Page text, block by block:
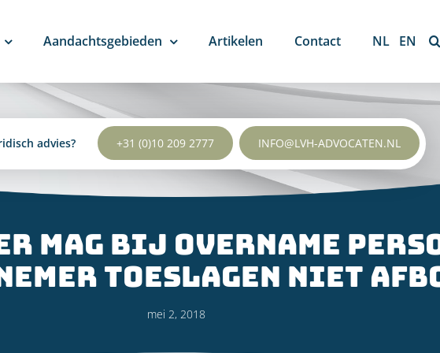
advies? +31 (0)10 209 2777 INFO@LVH-ADVOCATEN.NL
Aandachtsgebieden Artikelen Contact NL EN
mag bij overname
toeslagen niet
mei 2, 2018